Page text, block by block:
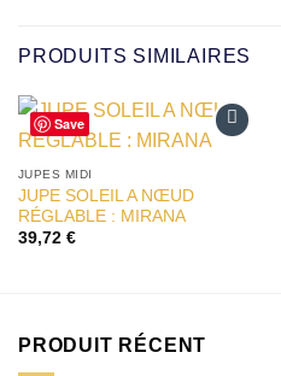
PRODUITS SIMILAIRES
Save
d’envies
JUPES MIDI
JUPE SOLEIL A NŒUD
RÉGLABLE : MIRANA
39,72 €
PRODUIT RÉCENT